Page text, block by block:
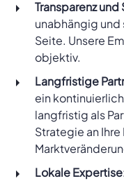
Transparenz
unabhängig und
Seite. Unsere
objektiv.
Langfristige
ein
langfristig als
Strategie an
Lokale Expertise